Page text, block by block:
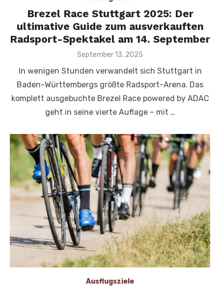
Brezel Race Stuttgart 2025: Der
ultimative Guide zum ausverkauften
Radsport-Spektakel am 14. September
Veröffentlicht
September 13, 2025
In wenigen Stunden verwandelt sich Stuttgart in
Baden-Württembergs größte Radsport-Arena. Das
komplett ausgebuchte Brezel Race powered by ADAC
geht in seine vierte Auflage – mit …
Ausflugsziele